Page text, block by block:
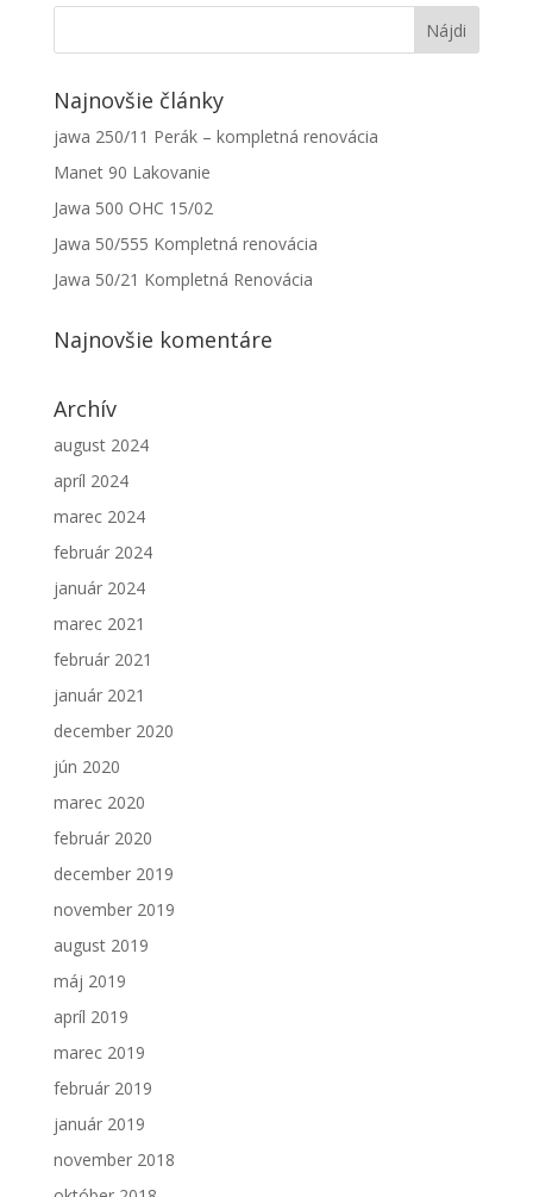
Najnovšie články
jawa 250/11 Perák – kompletná renovácia
Manet 90 Lakovanie
Jawa 500 OHC 15/02
Jawa 50/555 Kompletná renovácia
Jawa 50/21 Kompletná Renovácia
Najnovšie komentáre
Archív
august 2024
apríl 2024
marec 2024
február 2024
január 2024
marec 2021
február 2021
január 2021
december 2020
jún 2020
marec 2020
február 2020
december 2019
november 2019
august 2019
máj 2019
apríl 2019
marec 2019
február 2019
január 2019
november 2018